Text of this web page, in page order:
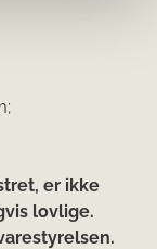
er ikke
lovlige.